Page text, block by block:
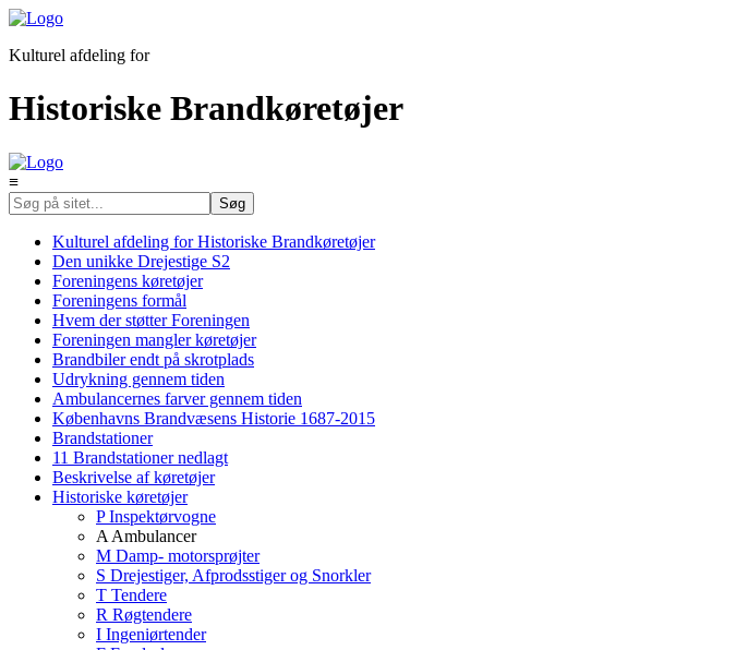
Kulturel afdeling for
Historiske Brandkøretøjer
≡
Kulturel afdeling for Historiske Brandkøretøjer
Den unikke Drejestige S2
Foreningens køretøjer
Foreningens formål
Hvem der støtter Foreningen
Foreningen mangler køretøjer
Brandbiler endt på skrotplads
Udrykning gennem tiden
Ambulancernes farver gennem tiden
Københavns Brandvæsens Historie 1687-2015
Brandstationer
11 Brandstationer nedlagt
Beskrivelse af køretøjer
Historiske køretøjer
P Inspektørvogne
A Ambulancer
M Damp- motorsprøjter
S Drejestiger, Afprodsstiger og Snorkler
T Tendere
R Røgtendere
I Ingeniørtender